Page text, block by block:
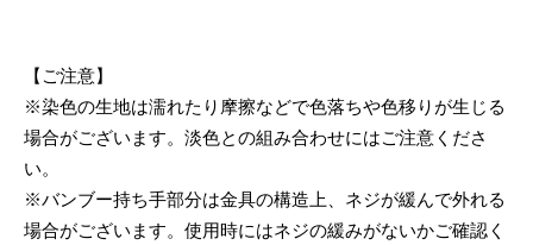
【ご注意】
※染色の生地は濡れたり摩擦などで色落ちや色移りが生じる
場合がございます。淡色との組み合わせにはご注意くださ
い。
※バンブー持ち手部分は金具の構造上、ネジが緩んで外れる
場合がございます。使用時にはネジの緩みがないかご確認く